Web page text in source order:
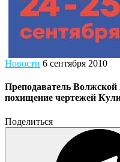
Новости 6 сентября 2010
Преподаватель Волжской
похищение чертежей
Поделиться